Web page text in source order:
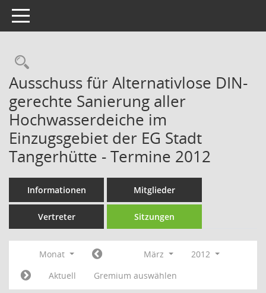
Toggle navigation
Rechercheauswahl
Ausschuss für Alternativlose DIN-
gerechte Sanierung aller
Hochwasserdeiche im
Einzugsgebiet der EG Stadt
Tangerhütte - Termine 2012
Informationen Mitglieder
Vertreter Sitzungen
Monat März
2012
Aktuell
Gremium auswählen